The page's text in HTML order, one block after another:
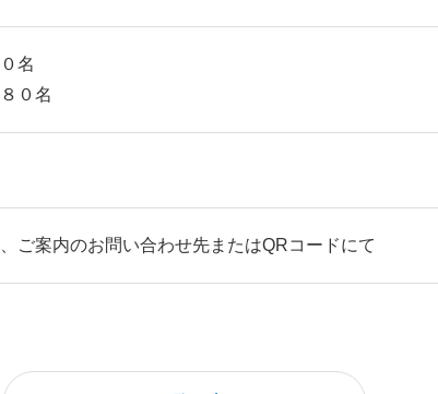
名
０名
ご案内のお問い合わせ先またはQRコードにて